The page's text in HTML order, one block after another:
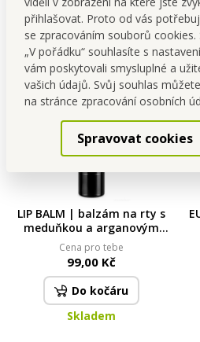
přihlašovat. Proto od vás
se zpracováním souborů
„V pořádku“ souhlasíte s
vám poskytovali smysluplné a
vašich údajů. Svůj souhlas
na stránce zpracování osobních
Spravovat cookies
Skladem
NOVINKA
LIP BALM | balzám na rty s
meduňkou a arganovým
olejem| přírodní péče
rostlinných olejů | 4,2 g
Cena pro tebe
99,00 Kč
Do kočáru
Skladem